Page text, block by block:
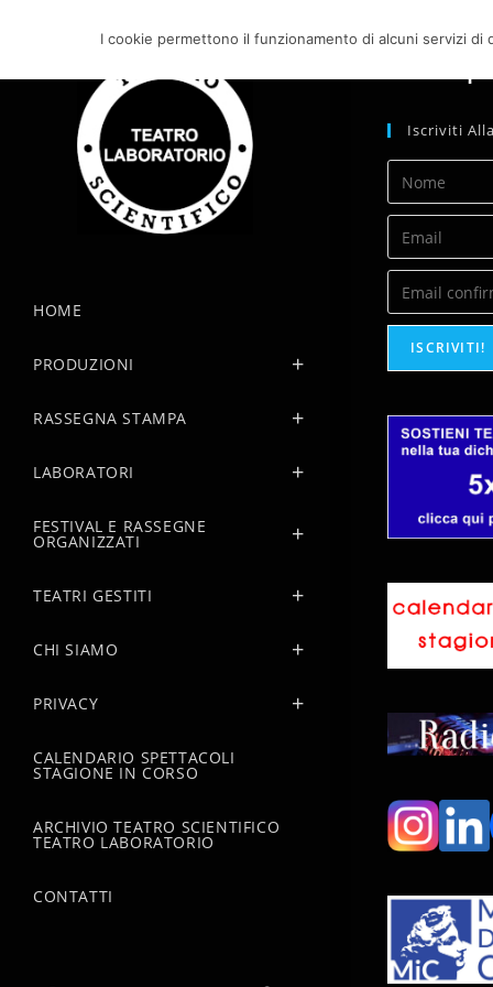
al
HOME
PRODUZIONI
RASSEGNA STAMPA
LABORATORI
FESTIVAL E RASSEGNE
ORGANIZZATI
TEATRI GESTITI
CHI SIAMO
PRIVACY
CALENDARIO SPETTACOLI
STAGIONE IN CORSO
ARCHIVIO TEATRO SCIENTIFICO
TEATRO LABORATORIO
CONTATTI
Il
Iscriviti
ISCRIVITI!
I cookie permettono il funzionamento di alcuni servizi